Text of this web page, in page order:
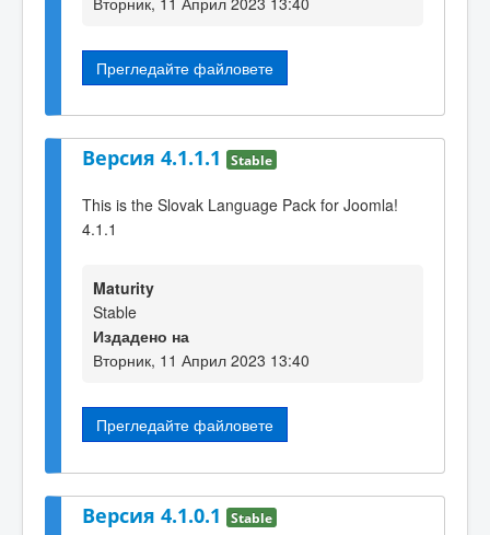
Прегледайте файловете
Версия 4.1.1.1 Stable
This is the Slovak Language Pack for Joomla!
4.1.1
Maturity
Stable
Издадено на
Вторник, 11 Април 2023 13:40
Прегледайте файловете
Версия 4.1.0.1 Stable